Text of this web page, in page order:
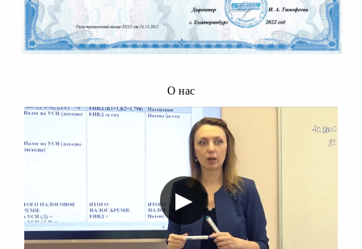
О нас
▶